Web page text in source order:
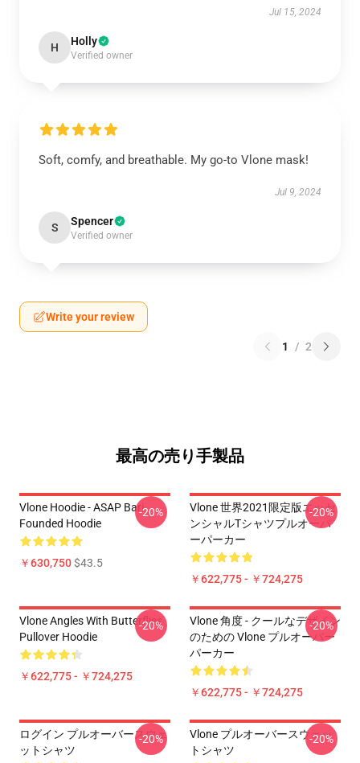
Jul 15, 2024
H Holly
Verified owner
Soft, comfy, and breathable. My go-to Vlone mask!
Jul 9, 2024
S Spencer
Verified owner
Write your review
1 / 2
最高の売り手製品
Vlone Hoodie - ASAP Bari
Founded Hoodie
￥630,750$43.5
-20%
Vlone 世界2021限定版エッセ
ンシャルTシャツプルオーバ
ーパーカー
￥622,775 - ￥724,275
-20%
Vlone Angles With Butterflies
Pullover Hoodie
￥622,775 - ￥724,275
-20%
Vlone 角度 - クールなデザイン
のための Vlone プルオーバー
パーカー
￥622,775 - ￥724,275
-20%
ログイン プルオーバースウェ
ットシャツ
-20%
Vlone プルオーバースウェッ
トシャツ
-20%